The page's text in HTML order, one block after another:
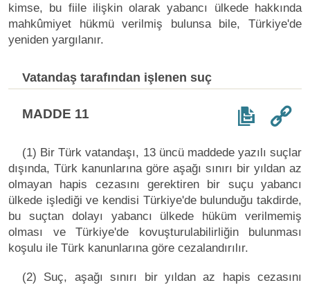
kimse, bu fiile ilişkin olarak yabancı ülkede hakkında
mahkûmiyet hükmü verilmiş bulunsa bile, Türkiye'de
yeniden yargılanır.
Vatandaş tarafından işlenen suç
MADDE 11
(1) Bir Türk vatandaşı, 13 üncü maddede yazılı suçlar
dışında, Türk kanunlarına göre aşağı sınırı bir yıldan az
olmayan hapis cezasını gerektiren bir suçu yabancı
ülkede işlediği ve kendisi Türkiye'de bulunduğu takdirde,
bu suçtan dolayı yabancı ülkede hüküm verilmemiş
olması ve Türkiye'de kovuşturulabilirliğin bulunması
koşulu ile Türk kanunlarına göre cezalandırılır.
(2) Suç, aşağı sınırı bir yıldan az hapis cezasını